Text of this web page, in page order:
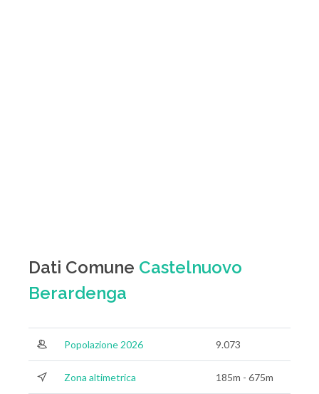
Dati Comune Castelnuovo
Berardenga
Popolazione 2026 9.073
Zona altimetrica 185m - 675m